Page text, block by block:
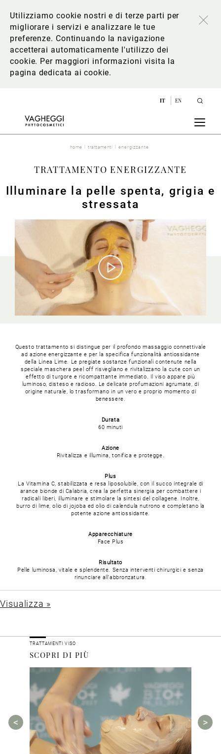
Utilizziamo cookie nostri e di terze parti per
migliorare i servizi e analizzare le tue
preferenze. Continuando la navigazione
accetterai automaticamente l'utilizzo dei
cookie. Per maggiori informazioni visita la
pagina dedicata ai cookie.
IT EN
home trattamenti energizzante
TRATTAMENTO ENERGIZZANTE
Illuminare la pelle spenta, grigia e
stressata
Questo trattamento si distingue per il profondo massaggio connettivale
ad azione energizzante e per la specifica funzionalità antiossidante
della Linea Lime. Le pregiate sostanze funzionali contenute nella
speciale maschera peel off risvegliano e rivitalizzano la cute con un
effetto di turgore e ricompattante immediato. Il viso appare più
luminoso, disteso e radioso. Le delicate profumazioni agrumate, di
origine naturale, lo trasformano in un vero e proprio momento di
benessere.
Durata
60 minuti
Azione
Rivitalizza e illumina, tonifica e protegge.
Plus
La Vitamina C, stabilizzata e resa liposolubile, con il succo integrale di
arance bionde di Calabria, crea la perfetta sinergia per combattere i
radicali liberi, illuminare e stimolare la sintesi del collagene. Inoltre,
burro di lime, olio di jojoba ed olio di calendula nutrono e completano la
potente azione antiossidante.
Apparecchiature
Face Plus
Risultato
Pelle luminosa, vitale e splendente. Senza interventi chirurgici e senza
rinunciare all’abbronzatura.
Visualizza »
TRATTAMENTI VISO
SCOPRI DI PIÙ